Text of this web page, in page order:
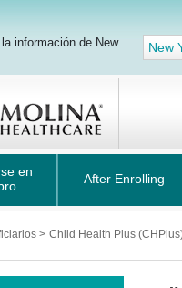
información de New
New
en
After Enrolling
> Child Health Plus